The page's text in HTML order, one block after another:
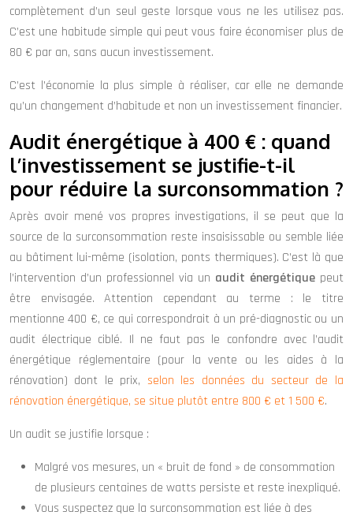
complètement d’un seul geste lorsque vous ne les utilisez pas.
C’est une habitude simple qui peut vous faire économiser plus de
80 € par an, sans aucun investissement.
C’est l’économie la plus simple à réaliser, car elle ne demande
qu’un changement d’habitude et non un investissement financier.
Audit énergétique à 400 € : quand
l’investissement se justifie-t-il
pour réduire la surconsommation ?
Après avoir mené vos propres investigations, il se peut que la
source de la surconsommation reste insaisissable ou semble liée
au bâtiment lui-même (isolation, ponts thermiques). C’est là que
l’intervention d’un professionnel via un audit énergétique peut
être envisagée. Attention cependant au terme : le titre
mentionne 400 €, ce qui correspondrait à un pré-diagnostic ou un
audit électrique ciblé. Il ne faut pas le confondre avec l’audit
énergétique réglementaire (pour la vente ou les aides à la
rénovation) dont le prix, selon les données du secteur de la
rénovation énergétique, se situe plutôt entre 800 € et 1 500 €.
Un audit se justifie lorsque :
Malgré vos mesures, un « bruit de fond » de consommation
de plusieurs centaines de watts persiste et reste inexpliqué.
Vous suspectez que la surconsommation est liée à des